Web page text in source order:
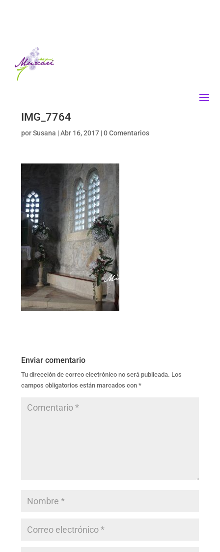
IMG_7764
porSusana |Abr 16, 2017|0 Comentarios
Enviar comentario
Tu dirección de correo electrónico no será publicada. Los
campos obligatorios están marcados con *